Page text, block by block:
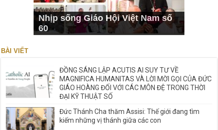
Nhịp sống Giáo Hội Việt Nam số
60
BÀI VIẾT
ĐỒNG SÁNG LẬP ACUTIS AI SUY TƯ VỀ
MAGNIFICA HUMANITAS VÀ LỜI MỜI GỌI CỦA ĐỨC
GIÁO HOÀNG ĐỐI VỚI CÁC MÔN ĐỆ TRONG THỜI
ĐẠI KỸ THUẬT SỐ
Đức Thánh Cha thăm Assisi: Thế giới đang tìm
kiếm những vị thánh giữa các con